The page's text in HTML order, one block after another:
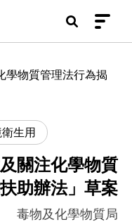
學物質管理法行為揭
生用
關注化學物質
助辦法」草案
毒物及化學物質局